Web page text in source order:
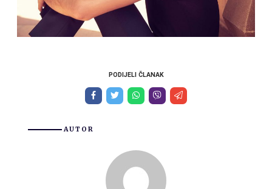
PODIJELI ČLANAK
AUTOR